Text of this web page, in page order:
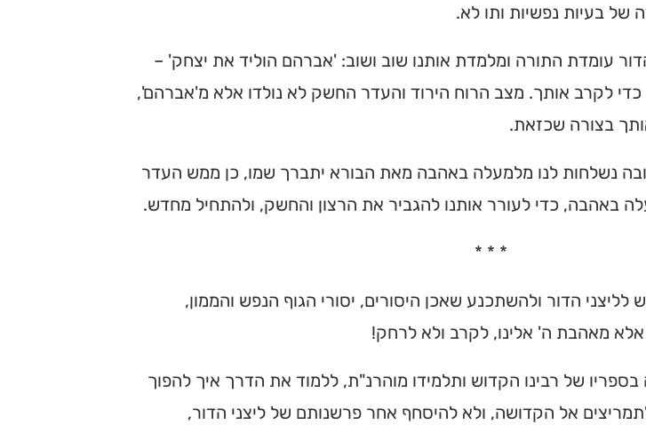
של בעיות נפשיות ותו לא.
עומדת התורה ומלמדת אותנו שוב ושוב: 'אברהם הוליד את יצחק' –
כדי לקרב אותך. מצב הרוח הירוד והעדר החשק לא נולדו אלא מ'אברהם',
בצורה שכזאת.
נשלחות לנו מלמעלה באהבה מאת הבורא יתברך שמו, כן ממש העדר
באהבה, כדי לעורר אותנו להגביר את הרצון והחשק, ולהתחיל מחדש.
* * *
הדור ולהשתכנע שאכן היסורים, יסורי הגוף הנפש והממון,
אלא מאהבת ה' אלינו, לקרב ולא לרחק!
של רבינו הקדוש ותלמידו מוהרנ"ת, ללמוד את הדרך איך להפוך
אל הקדושה, ולא להיסחף אחר פרשנותם של ליצני הדור,